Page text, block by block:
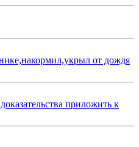
от дождя
приложить к